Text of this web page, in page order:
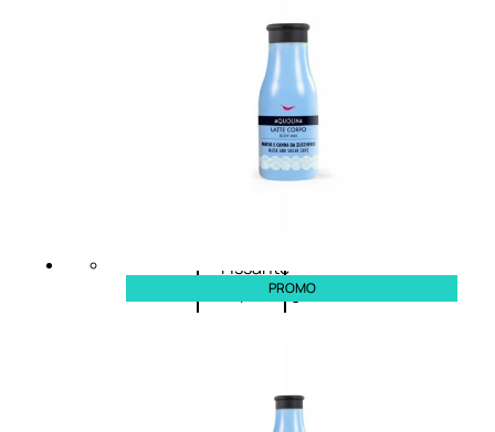
Mascara
Matita
occhi
Antiocchiaie
e correttori
Matita
sopracciglia
Fissante
sopracciglia
PROMO